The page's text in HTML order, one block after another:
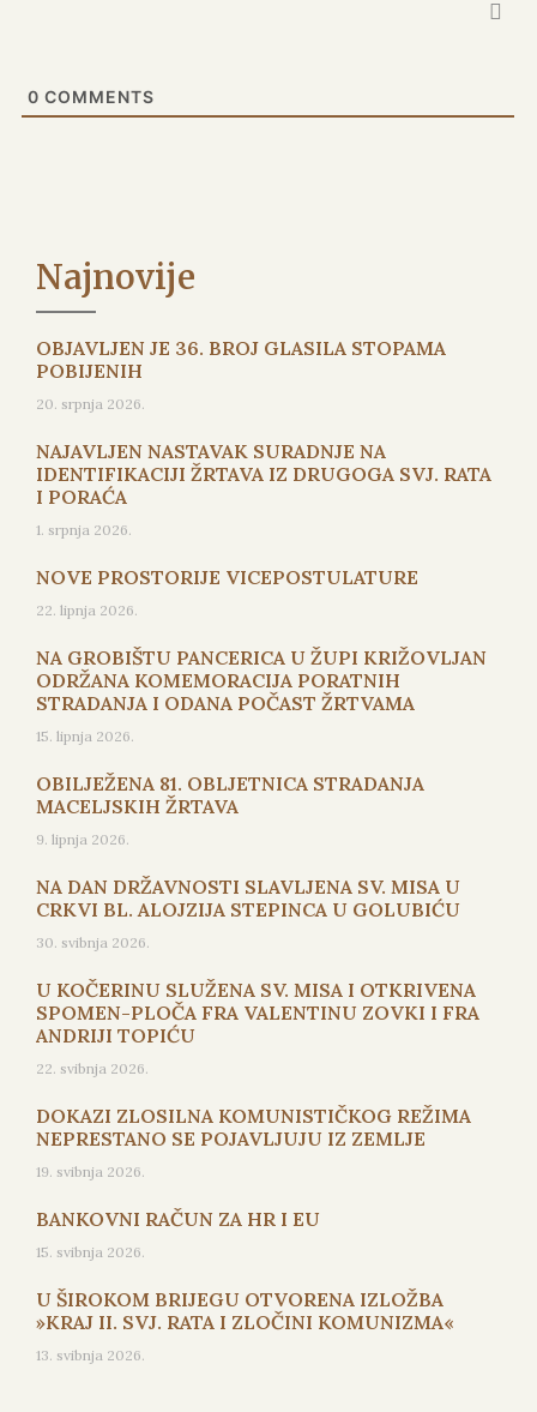
0 COMMENTS
Najnovije
OBJAVLJEN JE 36. BROJ GLASILA STOPAMA
POBIJENIH
20. srpnja 2026.
NAJAVLJEN NASTAVAK SURADNJE NA
IDENTIFIKACIJI ŽRTAVA IZ DRUGOGA SVJ. RATA
I PORAĆA
1. srpnja 2026.
NOVE PROSTORIJE VICEPOSTULATURE
22. lipnja 2026.
NA GROBIŠTU PANCERICA U ŽUPI KRIŽOVLJAN
ODRŽANA KOMEMORACIJA PORATNIH
STRADANJA I ODANA POČAST ŽRTVAMA
15. lipnja 2026.
OBILJEŽENA 81. OBLJETNICA STRADANJA
MACELJSKIH ŽRTAVA
9. lipnja 2026.
NA DAN DRŽAVNOSTI SLAVLJENA SV. MISA U
CRKVI BL. ALOJZIJA STEPINCA U GOLUBIĆU
30. svibnja 2026.
U KOČERINU SLUŽENA SV. MISA I OTKRIVENA
SPOMEN-PLOČA FRA VALENTINU ZOVKI I FRA
ANDRIJI TOPIĆU
22. svibnja 2026.
DOKAZI ZLOSILNA KOMUNISTIČKOG REŽIMA
NEPRESTANO SE POJAVLJUJU IZ ZEMLJE
19. svibnja 2026.
BANKOVNI RAČUN ZA HR I EU
15. svibnja 2026.
U ŠIROKOM BRIJEGU OTVORENA IZLOŽBA
»KRAJ II. SVJ. RATA I ZLOČINI KOMUNIZMA«
13. svibnja 2026.